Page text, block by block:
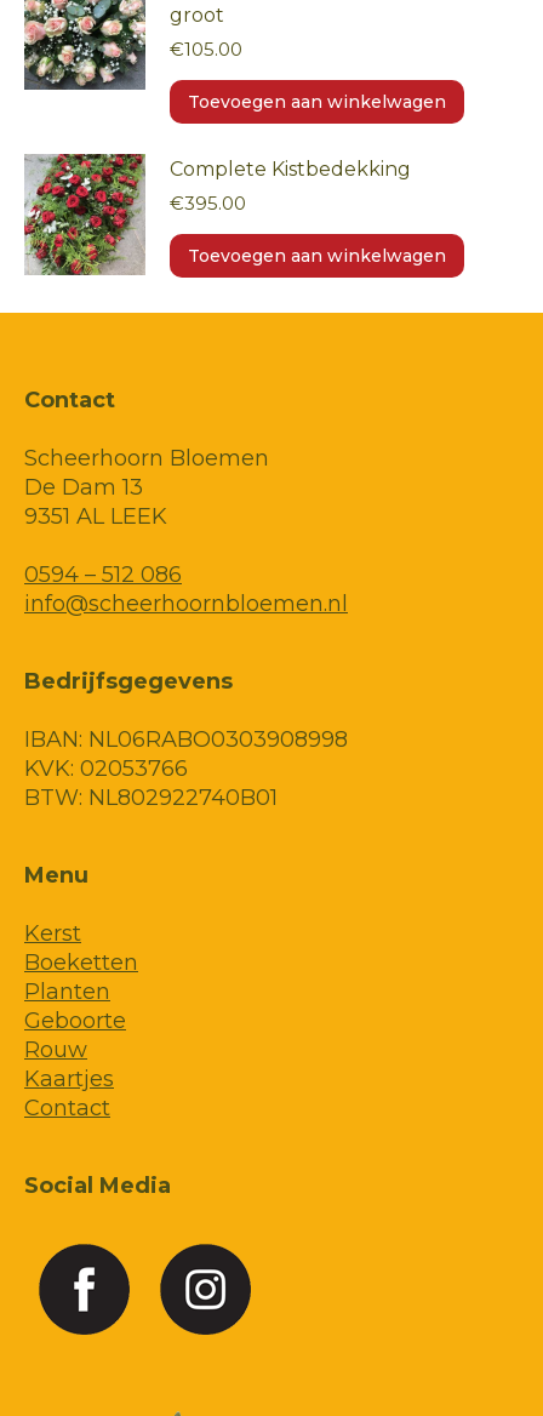
groot
€105.00
Toevoegen aan winkelwagen
Complete Kistbedekking
€395.00
Toevoegen aan winkelwagen
Contact
Scheerhoorn Bloemen
De Dam 13
9351 AL LEEK
0594 – 512 086
info@scheerhoornbloemen.nl
Bedrijfsgegevens
IBAN: NL06RABO0303908998
KVK: 02053766
BTW: NL802922740B01
Menu
Kerst
Boeketten
Planten
Geboorte
Rouw
Kaartjes
Contact
Social Media